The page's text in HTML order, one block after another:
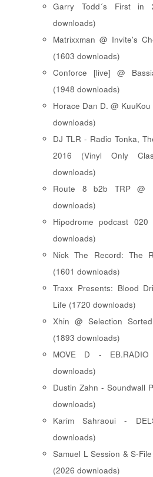
Garry Todd´s First in
downloads)
Matrixxman @ Invite's
(1603 downloads)
Conforce [live] @
(1948 downloads)
Horace Dan D. @
downloads)
DJ TLR - Radio Tonka,
2016 (Vinyl Only
downloads)
Route 8 b2b TRP @
downloads)
Hipodrome podcast
downloads)
Nick The Record: The
(1601 downloads)
Traxx Presents: Blood
Life (1720 downloads)
Xhin @ Selection
(1893 downloads)
MOVE D -
downloads)
Dustin Zahn - Soundwall
downloads)
Karim Sahraoui -
downloads)
Samuel L Session & S-
(2026 downloads)